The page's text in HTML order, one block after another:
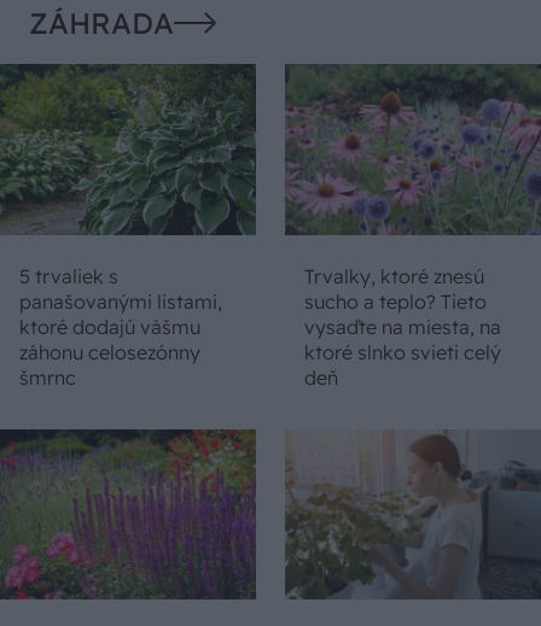
ZÁHRADA
5 trvaliek s
panašovanými listami,
ktoré dodajú vášmu
záhonu celosezónny
šmrnc
Trvalky, ktoré znesú
sucho a teplo? Tieto
vysaďte na miesta, na
ktoré slnko svieti celý
deň